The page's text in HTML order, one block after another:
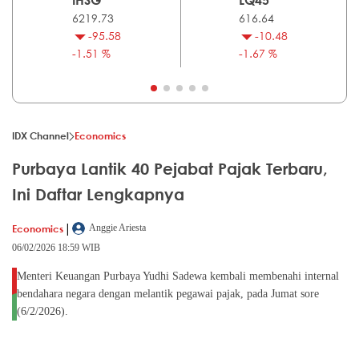
6219.73
-95.58
-1.51 %
616.64
-10.48
-1.67 %
IDX Channel Economics
Purbaya Lantik 40 Pejabat Pajak Terbaru,
Ini Daftar Lengkapnya
Economics |
Anggie Ariesta
06/02/2026 18:59 WIB
Menteri Keuangan Purbaya Yudhi Sadewa kembali membenahi internal
bendahara negara dengan melantik pegawai pajak, pada Jumat sore
(6/2/2026).